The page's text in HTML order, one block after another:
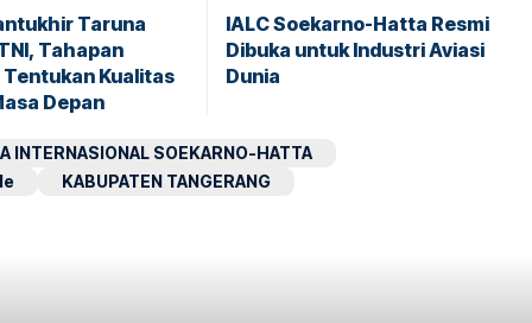
Taruna
Tahapan
Kualitas
Depan
IALC Soekarno-Hatta Resmi
Dibuka untuk Industri Aviasi
Dunia
INTERNASIONAL SOEKARNO-HATTA
KABUPATEN TANGERANG